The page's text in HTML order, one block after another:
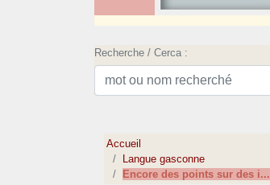
Recherche / Cerca :
Accueil
Langue gasconne
Encore des points sur des i...